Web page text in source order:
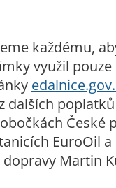
každému,
využil
dalších
České
EuroOil a
Martin